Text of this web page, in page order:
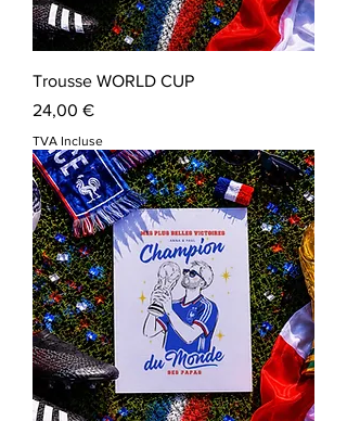
Trousse WORLD CUP
Prix
24,00 €
TVA Incluse